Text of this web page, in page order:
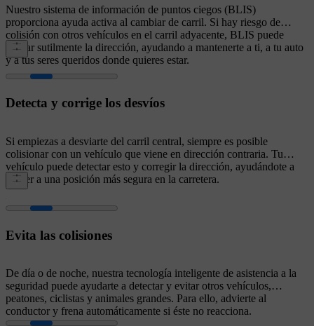
Nuestro sistema de información de puntos ciegos (BLIS)
proporciona ayuda activa al cambiar de carril. Si hay riesgo de
colisión con otros vehículos en el carril adyacente, BLIS puede
ajustar sutilmente la dirección, ayudando a mantenerte a ti, a tu auto
y a tus seres queridos donde quieres estar.
Detecta y corrige los desvíos
Si empiezas a desviarte del carril central, siempre es posible
colisionar con un vehículo que viene en dirección contraria. Tu
vehículo puede detectar esto y corregir la dirección, ayudándote a
volver a una posición más segura en la carretera.
Evita las colisiones
De día o de noche, nuestra tecnología inteligente de asistencia a la
seguridad puede ayudarte a detectar y evitar otros vehículos,
peatones, ciclistas y animales grandes. Para ello, advierte al
conductor y frena automáticamente si éste no reacciona.